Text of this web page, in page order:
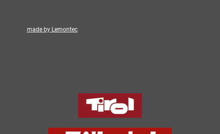
made by Lemontec